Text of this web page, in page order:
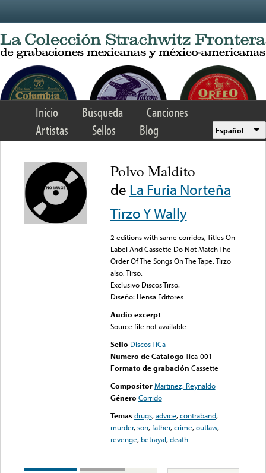
Inicio Búsqueda
Canciones
Artistas
Sellos Blog Español
Polvo Maldito
de La Furia Norteña
Tirzo Y Wally
2 editions with same corridos, Titles On
Label And Cassette Do Not Match The
Order Of The Songs On The Tape. Tirzo
also, Tirso.
Exclusivo Discos Tirso.
Diseño: Hensa Editores
Audio excerpt
Source file not available
Sello Discos TiCa
Numero de CatalogoTica-001
Formato de grabación Cassette
Compositor Martinez, Reynaldo
Género Corrido
Temas drugs,advice,contraband,
murder,son,father,crime,outlaw,
revenge, betrayal,death